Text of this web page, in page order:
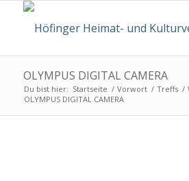
OLYMPUS DIGITAL CAMERA
Du bist hier: Startseite / Vorwort / Treffs /
OLYMPUS DIGITAL CAMERA